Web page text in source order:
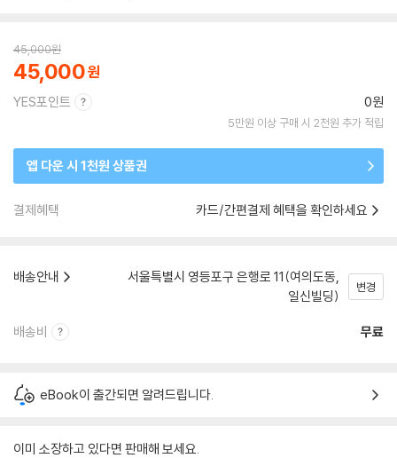
45,000원
45,000
YES포인트 0원
5만원 이상 구매 시 2천원 추가 적립
앱 다운 시 1천원 상품권
결제혜택 카드/간편결제 혜택을 확인하세요
배송안내
서울특별시 영등포구 은행로 11(여의도동,
일신빌딩)
변경
배송비 무료
eBook이 출간되면 알려드립니다.
이미 소장하고 있다면 판매해 보세요.